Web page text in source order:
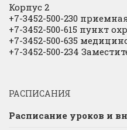
Корпус 2
+7-3452-500-230
+7-3452-500-615 пункт
+7-3452-500-635
+7-3452-500-234
РАСПИСАНИЯ
Расписание уроков и